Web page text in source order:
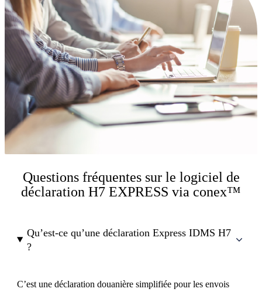
Questions fréquentes sur le logiciel de
déclaration H7 EXPRESS via conex™
Qu’est-ce qu’une déclaration Express IDMS H7
?
C’est une déclaration douanière simplifiée pour les envois